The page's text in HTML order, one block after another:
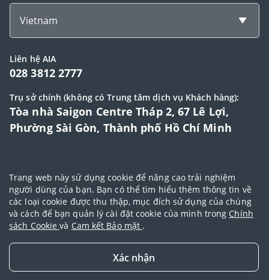
Vietnam
Liên hệ AIA
028 3812 2777
Trụ sở chính (không có Trung tâm dịch vụ Khách hàng):
Tòa nhà Saigon Centre Tháp 2, 67 Lê Lợi,
Phường Sài Gòn, Thành phố Hồ Chí Minh
Đại lý Ngoại hạng AIA|Điều khoản sử dụng |Cam kết bảo mật|Chính
sách bảo vệ dữ liệu cá nhân|Chính sách cookie |Quy tắc đạo đức|
Điều khoản và điều kiện sử dụng dịch vụ thanh toán trực tuyến
Trang web này sử dụng cookie để nâng cao trải nghiệm
người dùng của bạn. Bạn có thể tìm hiểu thêm thông tin về
các loại cookie được thu thập, mục đích sử dụng của chúng
và cách để bạn quản lý cài đặt cookie của mình trong Chính
sách Cookievà Cam kết Bảo mật .
Xác nhận